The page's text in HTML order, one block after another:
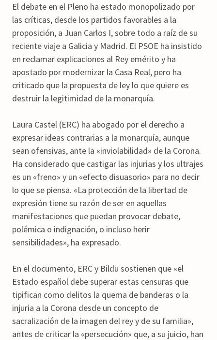
El debate en el Pleno ha estado monopolizado por
las críticas, desde los partidos favorables a la
proposición, a Juan Carlos I, sobre todo a raíz de su
reciente viaje a Galicia y Madrid. El PSOE ha insistido
en reclamar explicaciones al Rey emérito y ha
apostado por modernizar la Casa Real, pero ha
criticado que la propuesta de ley lo que quiere es
destruir la legitimidad de la monarquía.
Laura Castel (ERC) ha abogado por el derecho a
expresar ideas contrarias a la monarquía, aunque
sean ofensivas, ante la «inviolabilidad» de la Corona.
Ha considerado que castigar las injurias y los ultrajes
es un «freno» y un «efecto disuasorio» para no decir
lo que se piensa. «La protección de la libertad de
expresión tiene su razón de ser en aquellas
manifestaciones que puedan provocar debate,
polémica o indignación, o incluso herir
sensibilidades», ha expresado.
En el documento, ERC y Bildu sostienen que «el
Estado español debe superar estas censuras que
tipifican como delitos la quema de banderas o la
injuria a la Corona desde un concepto de
sacralización de la imagen del rey y de su familia»,
antes de criticar la «persecución» que, a su juicio, han